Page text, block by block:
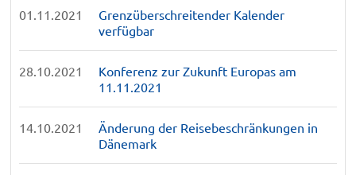
01.11.2021
Grenzüberschreitender Kalender
verfügbar
28.10.2021
Konferenz zur Zukunft Europas am
11.11.2021
14.10.2021
Änderung der Reisebeschränkungen in
Dänemark